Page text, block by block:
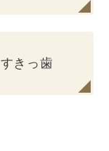
すきっ歯